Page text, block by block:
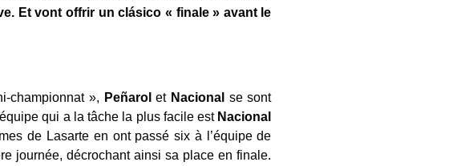
Et vont offrir un clásico « finale » avant le
championnat », Peñarol et Nacional se sont
qui a la tâche la plus facile est Nacional
de Lasarte en ont passé six à l’équipe de
journée, décrochant ainsi sa place en finale.